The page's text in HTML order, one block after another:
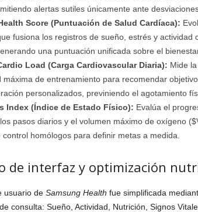
alertas sutiles únicamente ante
Score (Puntuación de Salud Cardíaca):
fusiona los registros de sueño, estrés y actividad
una puntuación unificada sobre el
Load (Carga Cardiovascular Diaria): Mide
máxima de entrenamiento para recomendar
personalizados, previniendo el agotamiento
Index (Índice de Estado Físico): Evalúa el
pasos diarios y el volumen máximo de oxígeno (
control homólogos para definir metas a medida.
de interfaz y optimización
usuario de Samsung Health fue simplificada
consulta: Sueño, Actividad, Nutrición, Signos